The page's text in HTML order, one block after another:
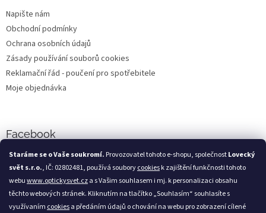
Staráme se o Vaše soukromí. Provozovatel tohoto e-shopu, společnostLovecký
svět s.r.o., IČ: 02802481, používá souborycookiesk zajištění funkčnosti tohoto
webuwww.optickysvet.cza s Vašim souhlasem i mj. k personalizaci obsahu
těchto webových stránek. Kliknutím na tlačítko „Souhlasím“ souhlasíte s
využívaním cookiesa předáním údajů o chování na webu pro zobrazení cílené
Napište nám
Obchodní podmínky
Ochrana osobních údajů
Zásady používání souborů cookies
Reklamační řád - poučení pro spotřebitele
Moje objednávka
Facebook
Loveckýsvět.cz